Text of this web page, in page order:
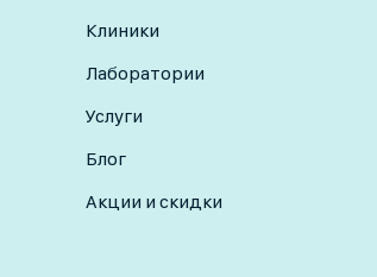
Клиники
Лаборатории
Услуги
Блог
Акции и скидки